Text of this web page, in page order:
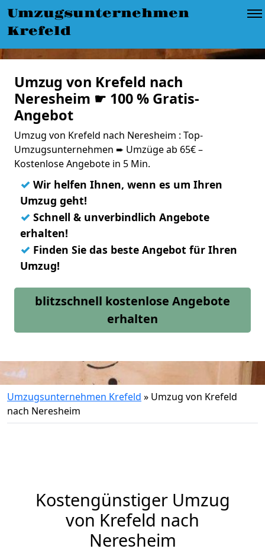
Umzugsunternehmen
Krefeld
Umzug von Krefeld nach
Neresheim ☛ 100 % Gratis-
Angebot
Umzug von Krefeld nach Neresheim : Top-
Umzugsunternehmen ➨ Umzüge ab 65€ –
Kostenlose Angebote in 5 Min.
✓ Wir helfen Ihnen, wenn es um Ihren
Umzug geht!
✓ Schnell & unverbindlich Angebote
erhalten!
✓ Finden Sie das beste Angebot für Ihren
Umzug!
blitzschnell kostenlose Angebote
erhalten
Umzugsunternehmen Krefeld » Umzug von Krefeld
nach Neresheim
Kostengünstiger Umzug
von Krefeld nach
Neresheim